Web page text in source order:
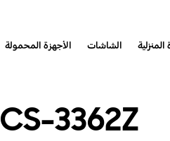
المنزلية الشاشات الأجهزة المحمولة
CS-3362Z